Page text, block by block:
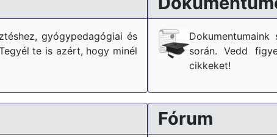
gyógypedagógiai és
te is azért, hogy minél
során. Vedd
cikkeket!
Fórum